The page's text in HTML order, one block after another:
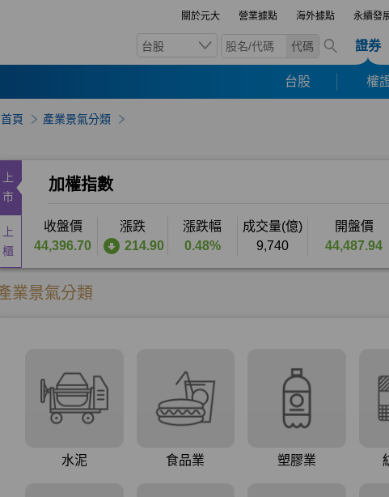
關於元大 營業據點 海外據點 永續發
台股 代碼 證券
台股 權
首頁 產業景氣分類